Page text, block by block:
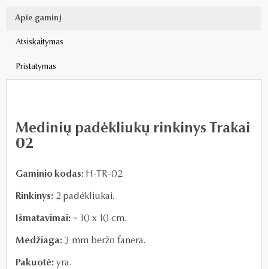
Apie gaminį
Atsiskaitymas
Pristatymas
Medinių padėkliukų rinkinys Trakai
02
Gaminio kodas: H-TR-02.
Rinkinys: 2 padėkliukai.
Išmatavimai: ~ 10 x 10 cm.
Medžiaga: 3 mm beržo fanera.
Pakuotė: yra.